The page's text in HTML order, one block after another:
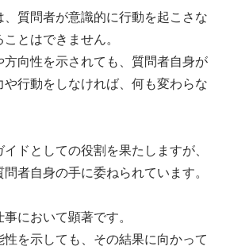
、質問者が意識的に行動を起こさな
とはできません。
方向性を示されても、質問者自身が
行動をしなければ、何も変わらな
ドとしての役割を果たしますが、
者自身の手に委ねられています。
において顕著です。
性を示しても、その結果に向かって